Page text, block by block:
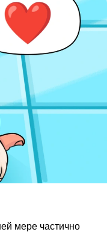
мере частично